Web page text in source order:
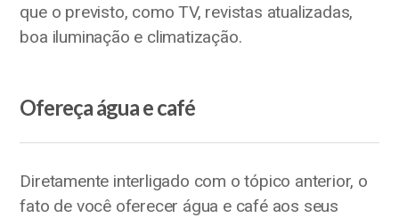
que o previsto, como TV, revistas atualizadas,
boa iluminação e climatização.
Ofereça água e café
Diretamente interligado com o tópico anterior, o
fato de você oferecer água e café aos seus